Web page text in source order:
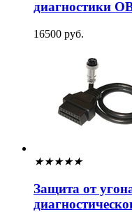
диагностики
16500 руб.
★★★★★
Защита от